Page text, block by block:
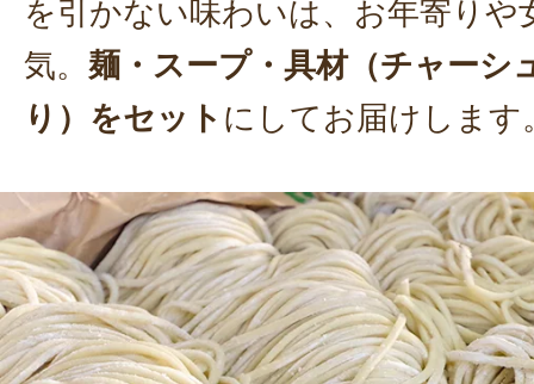
を引かない味わいは、お年寄りや
気。 麺・スープ・具材（チャーシ
り）をセット にしてお届けします